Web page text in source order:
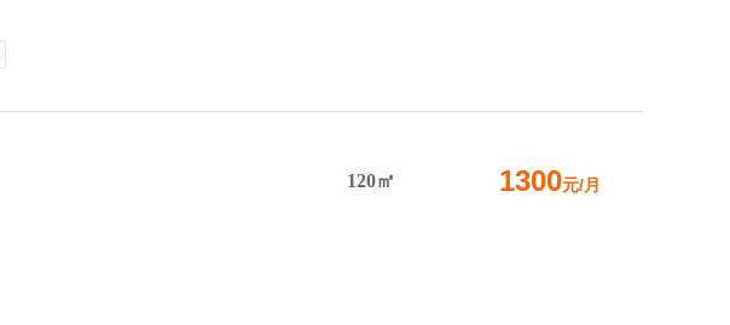
120㎡ 1300元/月